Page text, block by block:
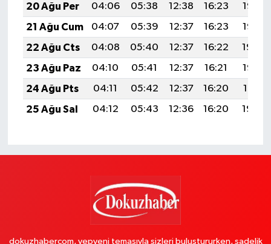
20 Ağu Per
04:06 05:38 12:38 16:23
19:27
21 Ağu Cum
04:07 05:39 12:37 16:23
19:25
22 Ağu Cts
04:08 05:40 12:37 16:22
19:24
23 Ağu Paz
04:10 05:41 12:37 16:21
19:22
24 Ağu Pts
04:11 05:42 12:37 16:20
19:21
25 Ağu Sal
04:12 05:43 12:36 16:20 19:20
dokuzhabercom, yepyeni temasıyla sizleri buluştururken, sadelik